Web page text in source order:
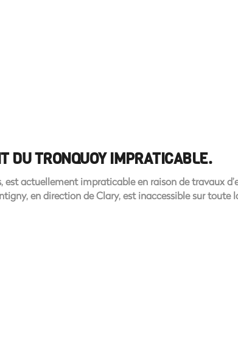
DU TRONQUOY IMPRATICABLE.
actuellement impraticable en raison de travaux
en direction de Clary, est inaccessible sur toute